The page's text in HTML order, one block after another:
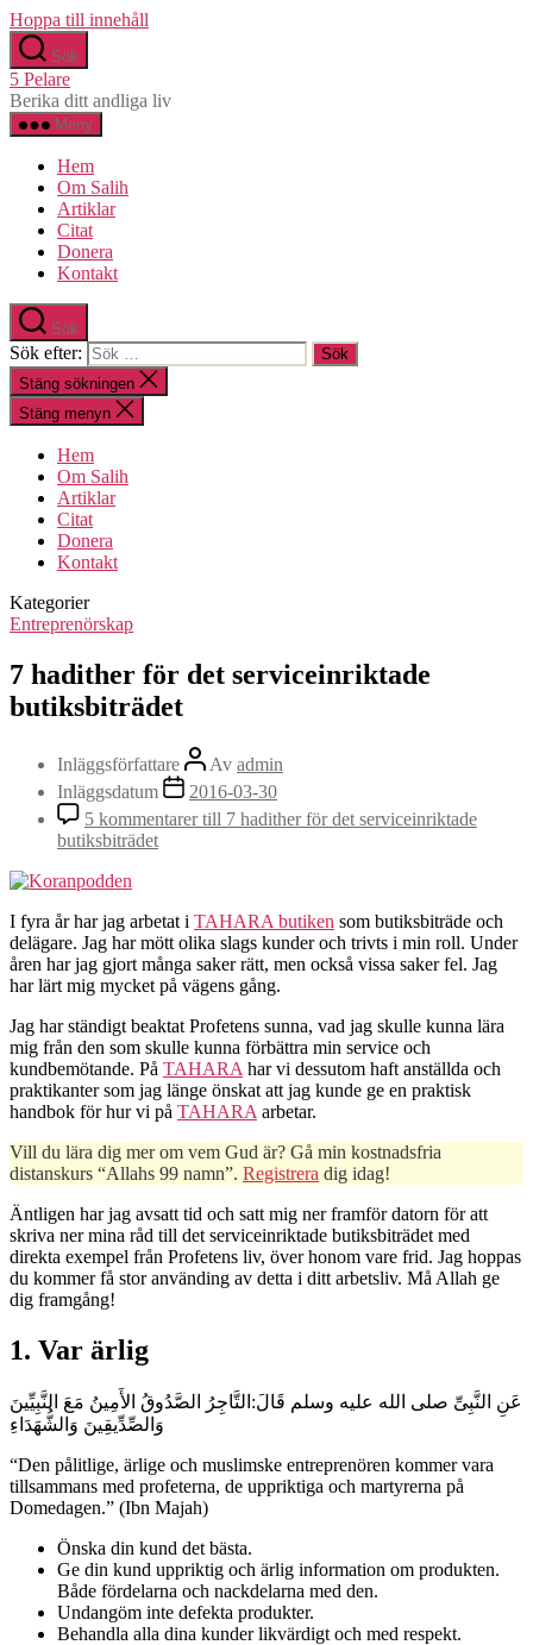
Hoppa till innehåll
Sök
5 Pelare
Berika ditt andliga liv
Meny
Hem
Om Salih
Artiklar
Citat
Donera
Kontakt
Sök
Sök efter:
Stäng sökningen
Stäng menyn
Hem
Om Salih
Artiklar
Citat
Donera
Kontakt
Kategorier
Entreprenörskap
7 hadither för det serviceinriktade
butiksbiträdet
Inläggsförfattare Av admin
Inläggsdatum
2016-03-30
5 kommentarertill 7 hadither för det serviceinriktade
butiksbiträdet
I fyra år har jag arbetat i TAHARA butiken som butiksbiträde och
delägare. Jag har mött olika slags kunder och trivts i min roll. Under
åren har jag gjort många saker rätt, men också vissa saker fel. Jag
har lärt mig mycket på vägens gång.
Jag har ständigt beaktat Profetens sunna, vad jag skulle kunna lära
mig från den som skulle kunna förbättra min service och
kundbemötande. På TAHARA har vi dessutom haft anställda och
praktikanter som jag länge önskat att jag kunde ge en praktisk
handbok för hur vi på TAHARA arbetar.
Vill du lära dig mer om vem Gud är? Gå min kostnadsfria
distanskurs “Allahs 99 namn”. Registrera dig idag!
Äntligen har jag avsatt tid och satt mig ner framför datorn för att
skriva ner mina råd till det serviceinriktade butiksbiträdet med
direkta exempel från Profetens liv, över honom vare frid. Jag hoppas
du kommer få stor använding av detta i ditt arbetsliv. Må Allah ge
dig framgång!
1. Var ärlig
عَنِ النَّبِىِّ صلى الله عليه وسلم قَالَ:التَّاجِرُ الصَّدُوقُ الأَمِينُ مَعَ النَّبِيِّينَ
وَالصِّدِّيقِينَ وَالشُّهَدَاءِ
“Den pålitlige, ärlige och muslimske entreprenören kommer vara
tillsammans med profeterna, de uppriktiga och martyrerna på
Domedagen.” (Ibn Majah)
Önska din kund det bästa.
Ge din kund uppriktig och ärlig information om produkten.
Både fördelarna och nackdelarna med den.
Undangöm inte defekta produkter.
Behandla alla dina kunder likvärdigt och med respekt.